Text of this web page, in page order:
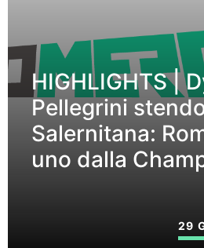
HIGHLIGHTS |
Pellegrini
Salernitana:
uno dalla
29